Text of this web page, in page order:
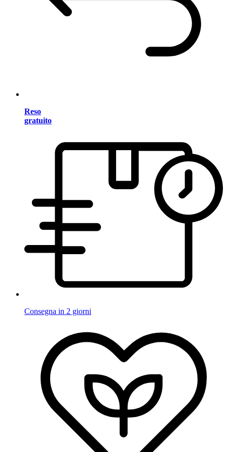
Reso
gratuito
Consegna in 2 giorni